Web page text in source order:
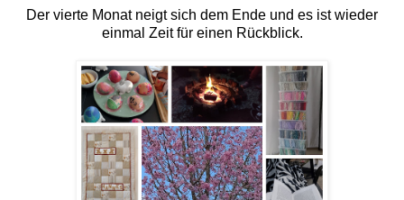
Der vierte Monat neigt sich dem Ende und es ist wieder
einmal Zeit für einen Rückblick.